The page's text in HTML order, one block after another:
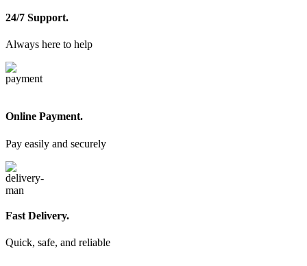
24/7 Support.
Always here to help
Online Payment.
Pay easily and securely
Fast Delivery.
Quick, safe, and reliable